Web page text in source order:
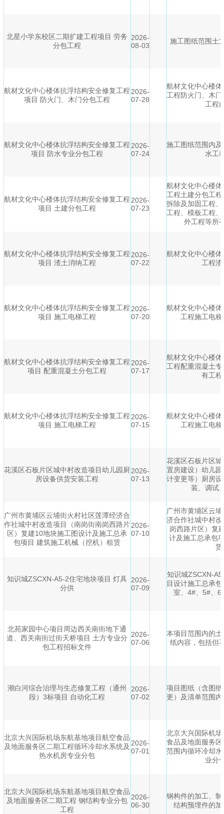
北星小学东校区二期扩建工程项目 劳务
分包工程
2026-
08-03
施工图纸范围土
航材文化中心楼体抗浮结构安全修复工程
项目 防火门、木门分包工程
2026-
07-28
航材文化中心楼
工程防火门、木
工程
航材文化中心楼体抗浮结构安全修复工程
项目 防水专业分包工程
2026-
07-24
施工图纸范围内
水工
航材文化中心楼体抗浮结构安全修复工程
项目 土建分包工程
2026-
07-23
航材文化中心楼
工程土建分包工
拆除及加固工程
工程、模板工程
外工程等所
航材文化中心楼体抗浮结构安全修复工程
项目 渣土消纳工程
2026-
07-22
航材文化中心楼
工程
航材文化中心楼体抗浮结构安全修复工程
项目 施工电梯工程
2026-
07-20
航材文化中心楼
工程施工电
航材文化中心楼体抗浮结构安全修复工程
项目 配重混凝土分包工程
2026-
07-17
航材文化中心楼
工程配重混凝土
有工
航材文化中心楼体抗浮结构安全修复工程
项目 施工电梯工程
2026-
07-15
航材文化中心楼
工程施工电
花溪区石板片区城中村改造项目幼儿园厨
房设备供货安装工程
2026-
07-13
花溪区石板片区
置房建设）幼儿
计变更等）厨房
装、调试
广州市黄埔区云埔街火村社区莲潭经济合
作社城中村改造项目（南岗街南岗西路片
区）复建10地块施工图设计及施工总承
包项目 建筑施工机械（挖机）租赁
2026-
07-10
广州市黄埔区云
济合作社城中村
岗西路片区）复
计及施工总承包
赁
知识城ZSCXN-A5-2住宅地块项目 灯具
分供
2026-
07-09
知识城ZSCXN-
目设计施工总承
室、4#、5#、
北苑家园中心项目周边西关南街地下通
道、西关南街过街天桥项目 土方专业分
包工程招标文件
2026-
07-06
本项目范围内的
纸内容，包括但
潮白河综合治理与生态修复工程（通州
段）3标项目 自动化工程
2026-
07-02
项目图纸（含图
更）及清单范围
北京大兴国际机场东航基地项目航空食品
及地面服务区二期工程循环冷却水系统及
热水机房专业分包
2026-
07-01
北京大兴国际机
食品及地面服务
范围内循环冷却
业分
北京大兴国际机场东航基地项目航空食品
及地面服务区二期工程 钢结构专业分包
工程
2026-
06-30
钢构件的加工、
结构预埋件的